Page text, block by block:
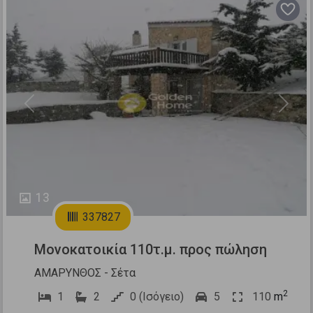
13
Previous Next
337827
Μονοκατοικία 110τ.μ. προς πώληση
ΑΜΑΡΥΝΘΟΣ - Σέτα
1
2 0 (Ισόγειο) 5 110 m2